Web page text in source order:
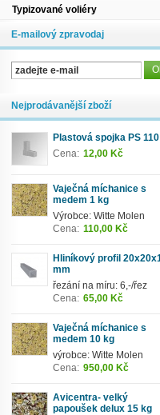
Typizované voliéry
E-mailový zpravodaj
Nejprodávanější zboží
Plastová spojka PS 110
Cena: 12,00 Kč
Vaječná míchanice s
medem 1 kg
Výrobce: Witte Molen
Cena: 110,00 Kč
Hliníkový profil
mm
řezání na míru: 6,-/řez
Cena: 65,00 Kč
Vaječná míchanice s
medem 10 kg
výrobce: Witte Molen
Cena: 950,00 Kč
Avicentra- velký
papoušek delux 15 kg